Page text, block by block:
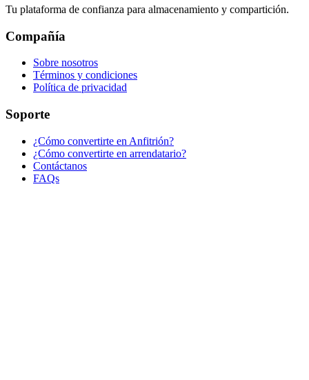
Tu plataforma de confianza para almacenamiento y compartición.
Compañía
Sobre nosotros
Términos y condiciones
Política de privacidad
Soporte
¿Cómo convertirte en Anfitrión?
¿Cómo convertirte en arrendatario?
Contáctanos
FAQs